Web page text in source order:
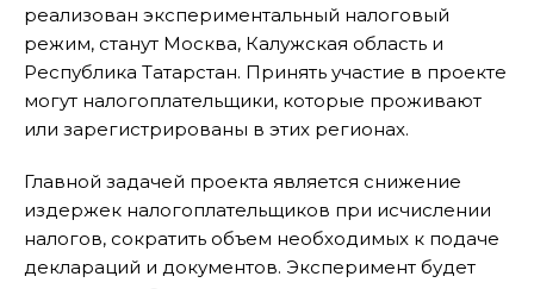
реализован экспериментальный налоговый
режим, станут Москва, Калужская область и
Республика Татарстан. Принять участие в проекте
могут налогоплательщики, которые проживают
или зарегистрированы в этих регионах.
Главной задачей проекта является снижение
издержек налогоплательщиков при исчислении
налогов, сократить объем необходимых к подаче
деклараций и документов. Эксперимент будет